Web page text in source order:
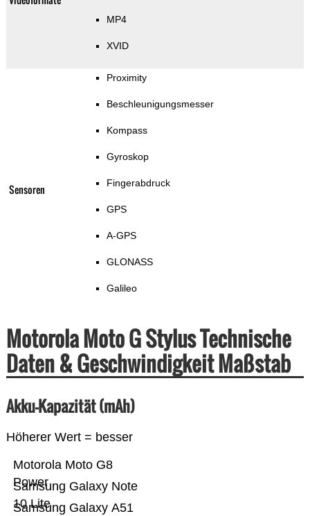
MP4
XVID
Sensoren
Proximity
Beschleunigungsmesser
Kompass
Gyroskop
Fingerabdruck
GPS
A-GPS
GLONASS
Galileo
Motorola Moto G Stylus Technische
Daten & Geschwindigkeit Maßstab
Akku-Kapazität (mAh)
Höherer Wert = besser
Samsung Galaxy A51
Samsung Galaxy Note
10 Lite
Motorola Moto G8
Power